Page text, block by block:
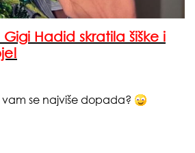
Gigi Hadid skratila šiške i
vam se najviše dopada?